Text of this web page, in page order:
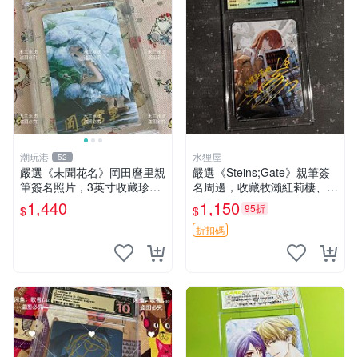
潮玩港 52
嚴選《未聞花名》岡田麿里親
筆簽名照片，3英寸收藏珍品
未知的花名、親筆、簽名周邊
$1,440
水狸屋
嚴選《Steins;Gate》親筆簽
名周邊，收藏牧瀨紅莉棲、椎
名真由理、菲利斯喵喵人氣卡
牌 簽字照片 牧瀨紅莉棲 椎名
真由理
$1,150 95折
折扣碼